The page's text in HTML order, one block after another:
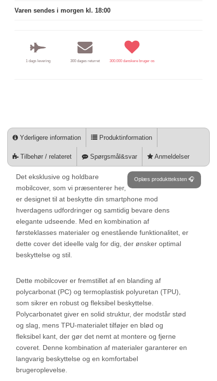
Varen sendes i morgen kl. 18:00
1 dags levering 300 dages returret 300.000 danskere bruger os
Yderligere information Produktinformation
Tilbehør / relateret Spørgsmål&svar Anmeldelser
Oplæs produktteksten 🎧
Det eksklusive og holdbare
mobilcover, som vi præsenterer her,
er designet til at beskytte din smartphone mod
hverdagens udfordringer og samtidig bevare dens
elegante udseende. Med en kombination af
førsteklasses materialer og enestående funktionalitet, er
dette cover det ideelle valg for dig, der ønsker optimal
beskyttelse og stil.
Dette mobilcover er fremstillet af en blanding af
polycarbonat (PC) og termoplastisk polyuretan (TPU),
som sikrer en robust og fleksibel beskyttelse.
Polycarbonatet giver en solid struktur, der modstår stød
og slag, mens TPU-materialet tilføjer en blød og
fleksibel kant, der gør det nemt at montere og fjerne
coveret. Denne kombination af materialer garanterer en
langvarig beskyttelse og en komfortabel
brugeroplevelse.